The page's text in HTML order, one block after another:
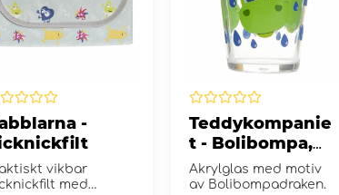
-
vikbar
med
Teddykompanie
t - Bolibompa,
Akrylglas
Akrylglas med motiv
av Bolibompadraken.